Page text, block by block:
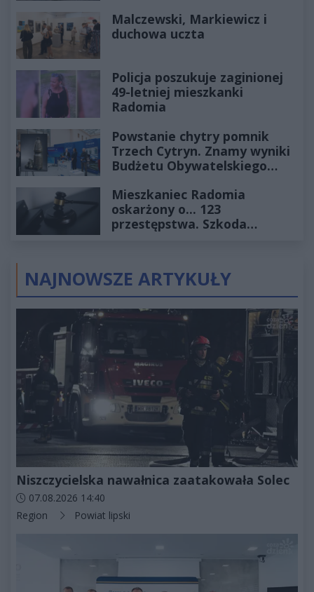
Malczewski, Markiewicz i
duchowa uczta
Policja poszukuje zaginionej
49-letniej mieszkanki
Radomia
Powstanie chytry pomnik
Trzech Cytryn. Znamy wyniki
Budżetu Obywatelskiego
Mieszkaniec Radomia
oskarżony o... 123
przestępstwa. Szkoda
NAJNOWSZE ARTYKUŁY
Niszczycielska nawałnica zaatakowała Solec
Data dodania artykułu:
07.08.2026 14:40
Kategorie artykułu:
Region Powiat lipski